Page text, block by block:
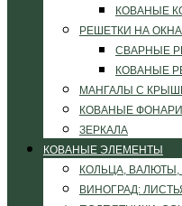
КОВАНЫЕ
РЕШЕТКИ НА ОКНА
СВАРНЫЕ
КОВАНЫЕ
МАНГАЛЫ С
КОВАНЫЕ ФОНАРИ
ЗЕРКАЛА
КОВАНЫЕ ЭЛЕМЕНТЫ
КОЛЬЦА, ВАЛЮТЫ,
ВИНОГРАД: